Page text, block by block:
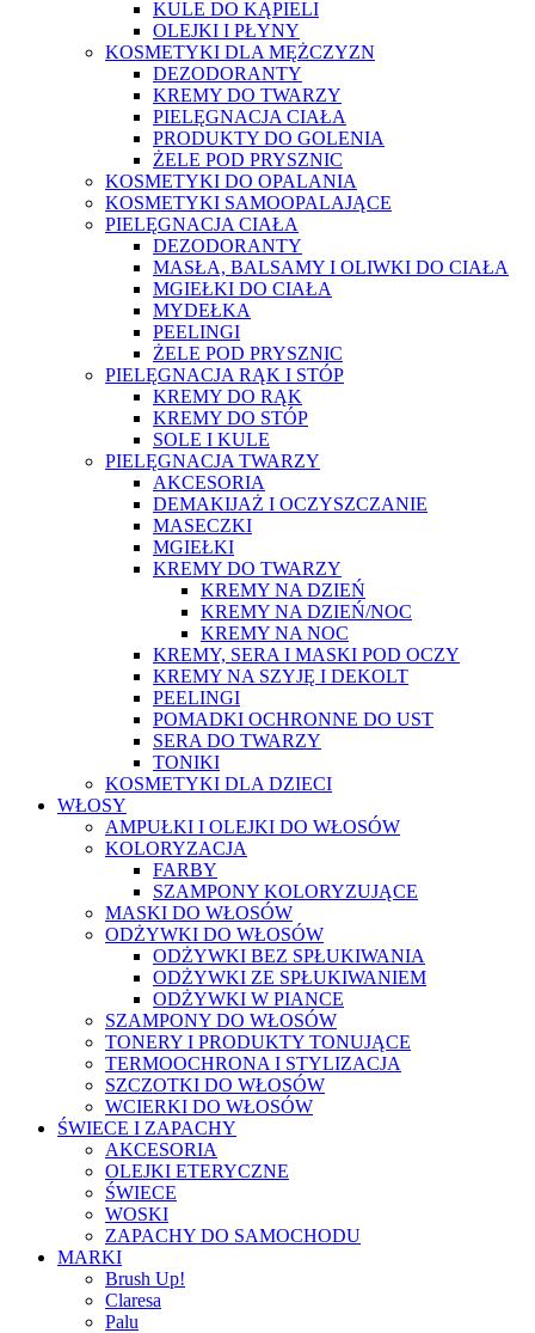
KULE DO KĄPIELI
OLEJKI I PŁYNY
KOSMETYKI DLA MĘŻCZYZN
DEZODORANTY
KREMY DO TWARZY
PIELĘGNACJA CIAŁA
PRODUKTY DO GOLENIA
ŻELE POD PRYSZNIC
KOSMETYKI DO OPALANIA
KOSMETYKI SAMOOPALAJĄCE
PIELĘGNACJA CIAŁA
DEZODORANTY
MASŁA, BALSAMY I OLIWKI DO CIAŁA
MGIEŁKI DO CIAŁA
MYDEŁKA
PEELINGI
ŻELE POD PRYSZNIC
PIELĘGNACJA RĄK I STÓP
KREMY DO RĄK
KREMY DO STÓP
SOLE I KULE
PIELĘGNACJA TWARZY
AKCESORIA
DEMAKIJAŻ I OCZYSZCZANIE
MASECZKI
MGIEŁKI
KREMY DO TWARZY
KREMY NA DZIEŃ
KREMY NA DZIEŃ/NOC
KREMY NA NOC
KREMY, SERA I MASKI POD OCZY
KREMY NA SZYJĘ I DEKOLT
PEELINGI
POMADKI OCHRONNE DO UST
SERA DO TWARZY
TONIKI
KOSMETYKI DLA DZIECI
WŁOSY
AMPUŁKI I OLEJKI DO WŁOSÓW
KOLORYZACJA
FARBY
SZAMPONY KOLORYZUJĄCE
MASKI DO WŁOSÓW
ODŻYWKI DO WŁOSÓW
ODŻYWKI BEZ SPŁUKIWANIA
ODŻYWKI ZE SPŁUKIWANIEM
ODŻYWKI W PIANCE
SZAMPONY DO WŁOSÓW
TONERY I PRODUKTY TONUJĄCE
TERMOOCHRONA I STYLIZACJA
SZCZOTKI DO WŁOSÓW
WCIERKI DO WŁOSÓW
ŚWIECE I ZAPACHY
AKCESORIA
OLEJKI ETERYCZNE
ŚWIECE
WOSKI
ZAPACHY DO SAMOCHODU
MARKI
Brush Up!
Claresa
Palu